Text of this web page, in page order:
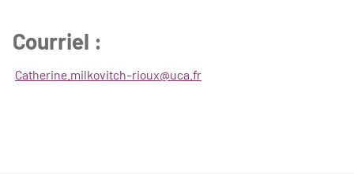
Courriel :
Catherine.milkovitch-rioux@uca.fr